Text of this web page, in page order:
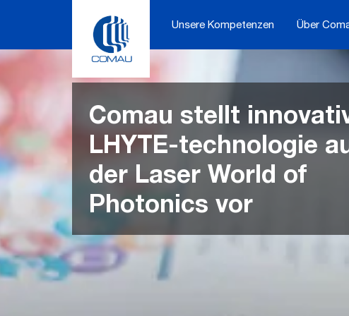
Unsere Kompetenzen Über
Comau stellt
LHYTE-technologie
der Laser World of
Photonics vor